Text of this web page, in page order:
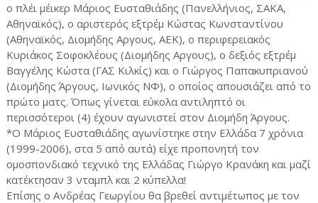
ο πλέι μέικερ Μάριος Ευσταθιάδης (Πανελλήνιος, ΣΑΚΑ,
Αθηναϊκός), ο αριστερός εξτρέμ Κώστας Κωνσταντίνου
(Αθηναϊκός, Διομήδης Αργους, ΑΕΚ), ο περιφερειακός
Κυριάκος Σοφοκλέους (Διομήδης Αργους), ο δεξιός εξτρέμ
Βαγγέλης Κώστα (ΓΑΣ Κιλκίς) και ο Γιώργος Παπακυπριανού
(Διομήδης Άργους, Ιωνικός ΝΦ), ο οποίος απουσιάζει από το
πρώτο ματς. Όπως γίνεται εύκολα αντιληπτό οι
περισσότεροι (4) έχουν αγωνιστεί στον Διομήδη Άργους.
*Ο Μάριος Ευσταθιάδης αγωνίστηκε στην Ελλάδα 7 χρόνια
(1999-2006), στα 5 από αυτά) είχε προπονητή τον
ομοσπονδιακό τεχνικό της Ελλάδας Γιώργο Κρανάκη και μαζί
κατέκτησαν 3 νταμπλ και 2 κύπελλα!
Επίσης ο Ανδρέας Γεωργίου θα βρεθεί αντιμέτωπος με τον